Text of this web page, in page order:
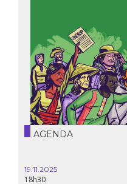
AGENDA
19.11.2025
18h30